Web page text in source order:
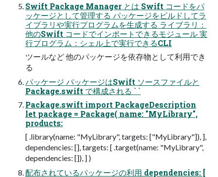
Swift Package Manager とは Swift コードをパ
ッケージとして管理する パッケージをビルドしてラ
イブラリや実行プログラムを生成する ライブラリ：
他のSwift コードでインポートできるモジュール 実
行プログラム：シェル上で実行できるCLI
ツールなど 他のパッケージを依存物として利用でき
る
パッケージ パッケージはSwift ソースファイルと
Package.swift で構成される ` `
Package.swift import PackageDescription
let package = Package( name: "MyLibrary",
products:
[ .library(name: "MyLibrary", targets: ["MyLibrary"]), ],
dependencies: [], targets: [ .target(name: "MyLibrary",
dependencies: []), ] )
配布されているパッケージの利用 dependencies: [